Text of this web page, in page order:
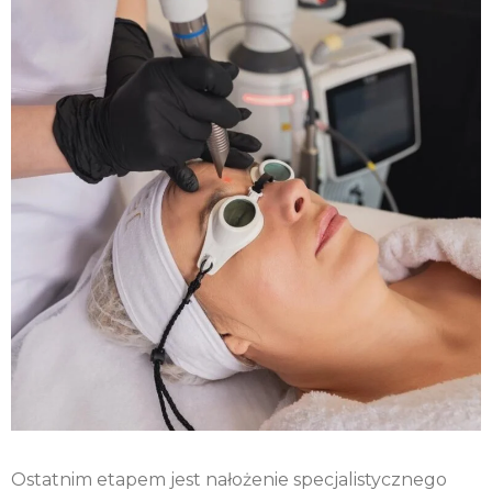
Ostatnim etapem jest nałożenie specjalistycznego